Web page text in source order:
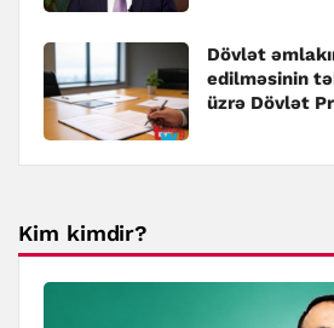
Dövlət
edilməsinin
üzrə Dövlət
Kim kimdir?